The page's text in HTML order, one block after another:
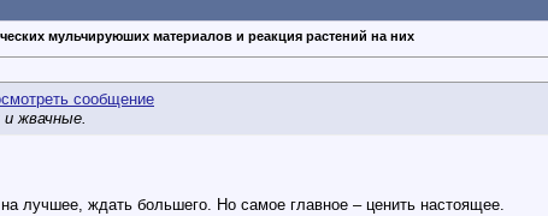
мульчируюших материалов и реакция растений на них
жвачные.
лучшее, ждать большего. Но самое главное – ценить настоящее.